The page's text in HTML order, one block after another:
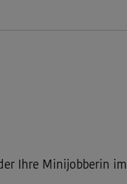
Ihre Minijobberin im